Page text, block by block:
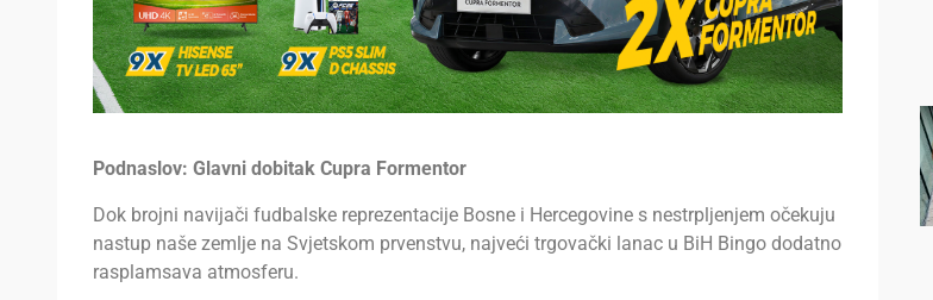
Podnaslov: Glavni dobitak Cupra Formentor
Dok brojni navijači fudbalske reprezentacije Bosne i Hercegovine s nestrpljenjem očekuju
nastup naše zemlje na Svjetskom prvenstvu, najveći trgovački lanac u BiH Bingo dodatno
rasplamsava atmosferu.